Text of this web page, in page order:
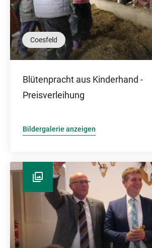
Coesfeld
Blütenpracht aus Kinderhand -
Preisverleihung
Bildergalerie anzeigen